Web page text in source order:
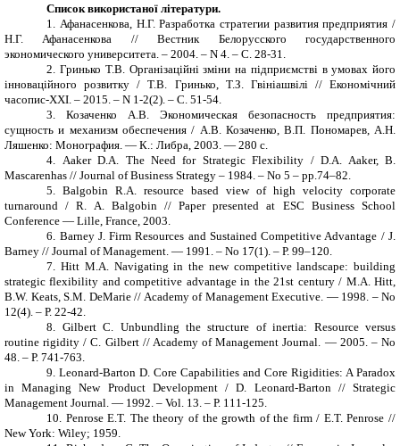
Список використаної літератури.
1.
Афанасенкова, Н.Г. Разработка стратегии развития предприятия /
Н.Г. Афанасенкова // Вестник Белорусского государственного
экономического университета. – 2004. – N 4. – С. 28-31.
2.
Гринько Т.В. Організаційні зміни на підприємстві в умовах його
інноваційного розвитку / Т.В. Гринько, Т.З. Гвініашвілі // Економiчний
часопис-XXI . – 2015. – N 1-2(2). – С. 51-54.
3.
Козаченко А.В. Экономическая безопасность предприятия:
сущность и механизм обеспечения / А.В. Козаченко, В.П. Пономарев, А.Н.
Ляшенко: Монография. — К.: Либра, 2003. — 280 с.
4.
Aaker D.A. The Need for Strategic Flexibility / D.A. Aaker, B.
Mascarenhas // Journal of Business Strategy – 1984. – No 5 – pp.74–82.
5.
Balgobin R.A. resource based view of high velocity corporate
turnaround / R. A. Balgobin // Paper presented at ESC Business School
Conference — Lille, France, 2003.
6. Barney J. Firm Resources and Sustained Competitive Advantage / J.
Barney // Journal of Management. — 1991. – No 17(1). – Р. 99–120.
7.
Hitt M.A. Navigating in the new competitive landscape: building
strategic flexibility and competitive advantage in the 21st century / M.A. Hitt,
B.W. Keats, S.M. DeMarie // Academy of Management Executive . — 1998. – No
12(4). – Р. 22-42.
8.
Gilbert C. Unbundling the structure of inertia: Resource versus
routine rigidity / C. Gilbert // Academy of Management Journal. — 2005. – No
48. – Р. 741-763.
9. Leonard-Barton D. Core Capabilities and Core Rigidities: A Paradox
in Managing New Product Development / D. Leonard-Barton // Strategic
Management Journal. — 1992. – Vol. 13. – Р. 111-125.
10. Penrose E.T. The theory of the growth of the firm / E.T. Penrose //
New York: Wiley; 1959.